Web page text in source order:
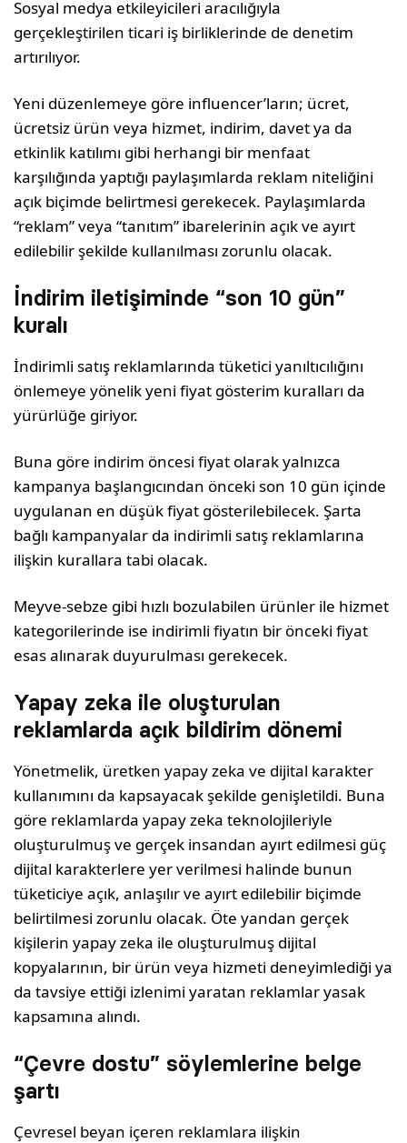
Sosyal medya etkileyicileri aracılığıyla
gerçekleştirilen ticari iş birliklerinde de denetim
artırılıyor.
Yeni düzenlemeye göre influencer’ların; ücret,
ücretsiz ürün veya hizmet, indirim, davet ya da
etkinlik katılımı gibi herhangi bir menfaat
karşılığında yaptığı paylaşımlarda reklam niteliğini
açık biçimde belirtmesi gerekecek. Paylaşımlarda
“reklam” veya “tanıtım” ibarelerinin açık ve ayırt
edilebilir şekilde kullanılması zorunlu olacak.
İndirim iletişiminde “son 10 gün”
kuralı
İndirimli satış reklamlarında tüketici yanıltıcılığını
önlemeye yönelik yeni fiyat gösterim kuralları da
yürürlüğe giriyor.
Buna göre indirim öncesi fiyat olarak yalnızca
kampanya başlangıcından önceki son 10 gün içinde
uygulanan en düşük fiyat gösterilebilecek. Şarta
bağlı kampanyalar da indirimli satış reklamlarına
ilişkin kurallara tabi olacak.
Meyve-sebze gibi hızlı bozulabilen ürünler ile hizmet
kategorilerinde ise indirimli fiyatın bir önceki fiyat
esas alınarak duyurulması gerekecek.
Yapay zeka ile oluşturulan
reklamlarda açık bildirim dönemi
Yönetmelik, üretken yapay zeka ve dijital karakter
kullanımını da kapsayacak şekilde genişletildi. Buna
göre reklamlarda yapay zeka teknolojileriyle
oluşturulmuş ve gerçek insandan ayırt edilmesi güç
dijital karakterlere yer verilmesi halinde bunun
tüketiciye açık, anlaşılır ve ayırt edilebilir biçimde
belirtilmesi zorunlu olacak. Öte yandan gerçek
kişilerin yapay zeka ile oluşturulmuş dijital
kopyalarının, bir ürün veya hizmeti deneyimlediği ya
da tavsiye ettiği izlenimi yaratan reklamlar yasak
kapsamına alındı.
“Çevre dostu” söylemlerine belge
şartı
Çevresel beyan içeren reklamlara ilişkin